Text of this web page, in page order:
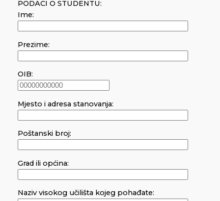
PODACI O STUDENTU:
Ime:
Prezime:
OIB:
Mjesto i adresa stanovanja:
Poštanski broj:
Grad ili općina:
Naziv visokog učilišta kojeg pohađate: